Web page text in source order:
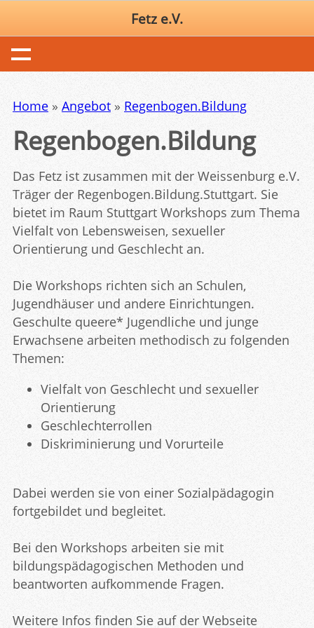
Fetz e.V.
Home » Angebot » Regenbogen.Bildung
Regenbogen.Bildung
Das Fetz ist zusammen mit der Weissenburg e.V.
Träger der Regenbogen.Bildung.Stuttgart. Sie
bietet im Raum Stuttgart Workshops zum Thema
Vielfalt von Lebensweisen, sexueller
Orientierung und Geschlecht an.
Die Workshops richten sich an Schulen,
Jugendhäuser und andere Einrichtungen.
Geschulte queere* Jugendliche und junge
Erwachsene arbeiten methodisch zu folgenden
Themen:
Vielfalt von Geschlecht und sexueller
Orientierung
Geschlechterrollen
Diskriminierung und Vorurteile
Dabei werden sie von einer Sozialpädagogin
fortgebildet und begleitet.
Bei den Workshops arbeiten sie mit
bildungspädagogischen Methoden und
beantworten aufkommende Fragen.
Weitere Infos finden Sie auf der Webseite